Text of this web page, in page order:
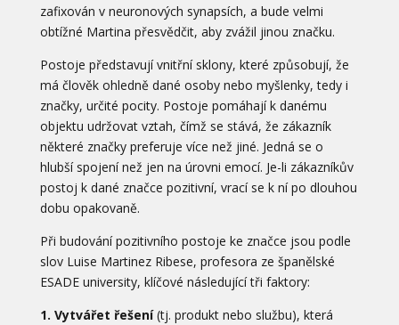
zafixován v neuronových synapsích, a bude velmi
obtížné Martina přesvědčit, aby zvážil jinou značku.
Postoje představují vnitřní sklony, které způsobují, že
má člověk ohledně dané osoby nebo myšlenky, tedy i
značky, určité pocity. Postoje pomáhají k danému
objektu udržovat vztah, čímž se stává, že zákazník
některé značky preferuje více než jiné. Jedná se o
hlubší spojení než jen na úrovni emocí. Je-li zákazníkův
postoj k dané značce pozitivní, vrací se k ní po dlouhou
dobu opakovaně.
Při budování pozitivního postoje ke značce jsou podle
slov Luise Martinez Ribese, profesora ze španělské
ESADE university, klíčové následující tři faktory:
1. Vytvářet řešení(tj. produkt nebo službu), která